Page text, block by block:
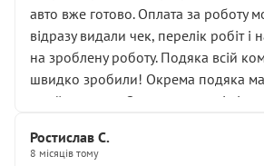
відкручували”, і попросили не
новий власник, не застяг в полі))
Але після нинішнього візиту такі
здаються дрібницями.
Я — клієнт, який працює на довірі, і
Хотілося б більше:
• належної уваги до авто
авто вже готово. Оплата за роботу
відразу видали чек, перелік робіт і
на зроблену роботу. Подяка всій
швидко зробили! Окрема подяка
приймальнику Олександру: всі чітко
звертатися до цього автосервісу.
Ростислав С.
8 місяців тому